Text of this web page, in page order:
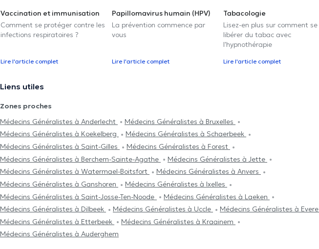
Vaccination et immunisation
Comment se protéger contre les
infections respiratoires ?
Lire l'article complet
Papillomavirus humain (HPV)
La prévention commence par
vous
Lire l'article complet
Tabacologie
Lisez-en plus sur comment se
libérer du tabac avec
l'hypnothérapie
Lire l'article complet
Liens utiles
Zones proches
Médecins Généralistes à Anderlecht
Médecins Généralistes à Bruxelles
Médecins Généralistes à Koekelberg
Médecins Généralistes à Schaerbeek
Médecins Généralistes à Saint-Gilles
Médecins Généralistes à Forest
Médecins Généralistes à Berchem-Sainte-Agathe
Médecins Généralistes à Jette
Médecins Généralistes à Watermael-Boitsfort
Médecins Généralistes à Anvers
Médecins Généralistes à Ganshoren
Médecins Généralistes à Ixelles
Médecins Généralistes à Saint-Josse-Ten-Noode
Médecins Généralistes à Laeken
Médecins Généralistes à Dilbeek
Médecins Généralistes à Uccle
Médecins Généralistes à Evere
Médecins Généralistes à Etterbeek
Médecins Généralistes à Kraainem
Médecins Généralistes à Auderghem